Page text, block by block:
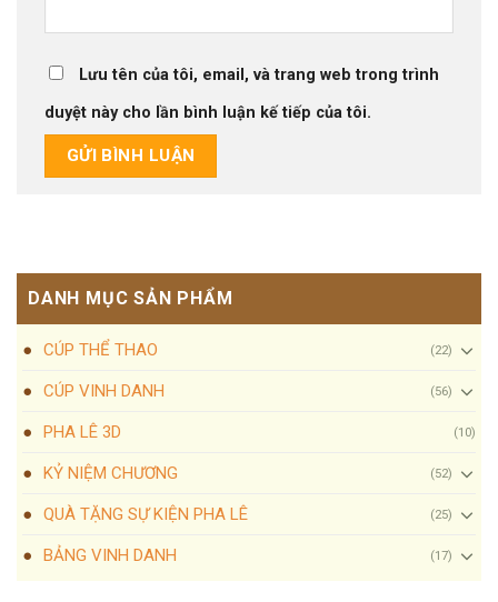
Lưu tên của tôi, email, và trang web trong trình
duyệt này cho lần bình luận kế tiếp của tôi.
DANH MỤC SẢN PHẨM
CÚP THỂ THAO (22)
CÚP VINH DANH (56)
PHA LÊ 3D (10)
KỶ NIỆM CHƯƠNG (52)
QUÀ TẶNG SỰ KIỆN PHA LÊ (25)
BẢNG VINH DANH (17)